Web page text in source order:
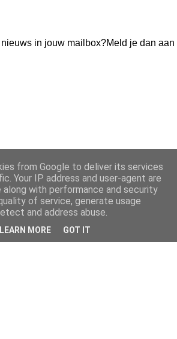
in jouw mailbox?Meld je dan aan
from Google to deliver its services
Your IP address and user-agent are
along with performance and security
of service, generate usage
and address abuse.
LEARN MORE GOT IT